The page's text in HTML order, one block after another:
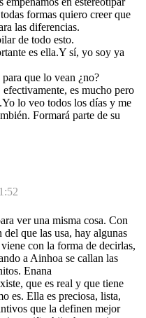
formas quiero creer que
las diferencias.
de todo esto.
es ella.Y sí, yo soy ya
que lo vean ¿no?
es mucho pero
lo veo todos los días y me
Formará parte de su
ver una misma cosa. Con
del que las usa, hay algunas
con la forma de decirlas,
a Ainhoa se callan las
Enana
que es real y que tiene
es. Ella es preciosa, lista,
que la definen mejor